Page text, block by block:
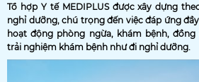
Tổ hợp Y tế MEDIPLUS được xây dựng
nghỉ dưỡng, chú trọng đến việc đáp ứng
hoạt động phòng ngừa, khám bệnh,
trải nghiệm khám bệnh như đi nghỉ dưỡng.